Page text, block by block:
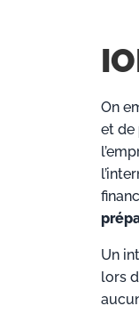
On
et de
Un
lors